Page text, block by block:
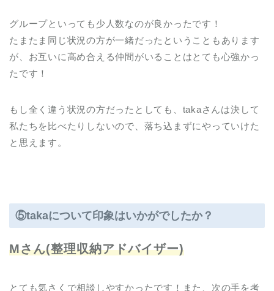
グループといっても少人数なのが良かったです！
たまたま同じ状況の方が一緒だったということもあります
が、お互いに高め合える仲間がいることはとても心強かっ
たです！
もし全く違う状況の方だったとしても、takaさんは決して
私たちを比べたりしないので、落ち込まずにやっていけた
と思えます。
⑤takaについて印象はいかがでしたか？
Mさん(整理収納アドバイザー)
とても気さくで相談しやすかったです！また、次の手を考